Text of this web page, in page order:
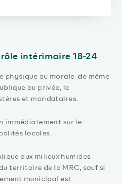
intérimaire 18-24
physique ou morale, de même
ou privée, le
et mandataires.
immédiatement sur le
locales.
aux milieux humides
territoire de la MRC, sauf si
municipal est